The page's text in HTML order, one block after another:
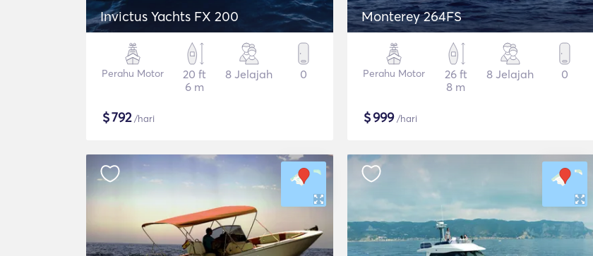
Invictus Yachts FX 200
Perahu Motor
20 ft
6 m
8 Jelajah 0
$792/hari
Monterey 264FS
Perahu Motor
26 ft
8 m
8 Jelajah 0
$999/hari